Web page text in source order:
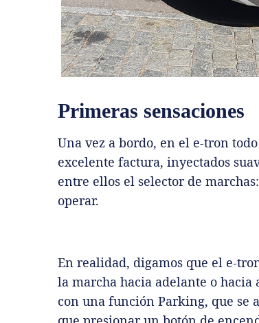
Primeras sensaciones
Una vez a bordo, en el e-tron todo
excelente factura, inyectados
entre ellos el selector de
operar.
En realidad, digamos que el e-
la marcha hacia adelante o hacia
con una función Parking, que se